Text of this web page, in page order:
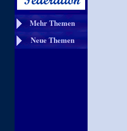
Mehr Themen
Neue Themen